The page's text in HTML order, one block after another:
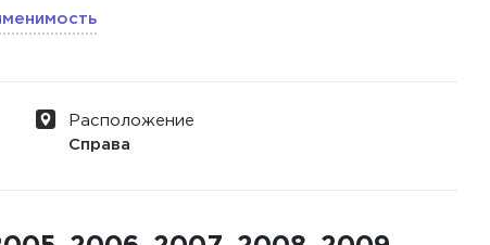
Расположение
Справа